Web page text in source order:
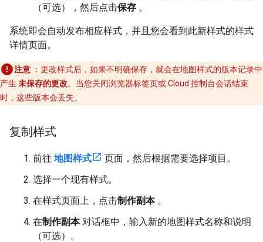
（可选），然后点击保存 。
系统即会自动发布相应样式，并且您会看到此新样式的样式
详情页面。
注意 ：更改样式后，如果不明确保存，就会在地图样式的版本记录中
产生 未保存的更改。当您关闭浏览器标签页或 Cloud 控制台会话结束
时，这些版本会丢失。
复制样式
前往 地图样式
页面，然后根据需要选择项目。
选择一个现有样式。
在样式页面上，点击制作副本。
在制作副本对话框中，输入新的地图样式名称和说明
（可选）。